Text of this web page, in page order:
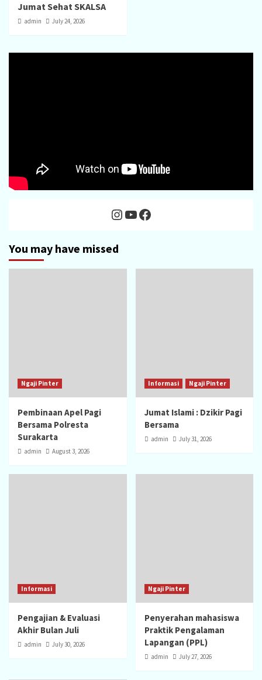
Jumat Sehat SKALSA
admin July 24, 2026
Instagram
YouTube
Facebook
You may have missed
Ngaji Pinter
Pembinaan Apel Pagi
Bersama Polresta
Surakarta
admin August 3, 2026
Informasi Ngaji Pinter
Jumat Islami : Dzikir Pagi
Bersama
admin July 31, 2026
Informasi
Pengajian & Evaluasi
Akhir Bulan Juli
admin July 30, 2026
Ngaji Pinter
Penyerahan mahasiswa
Praktik Pengalaman
Lapangan (PPL)
admin July 27, 2026